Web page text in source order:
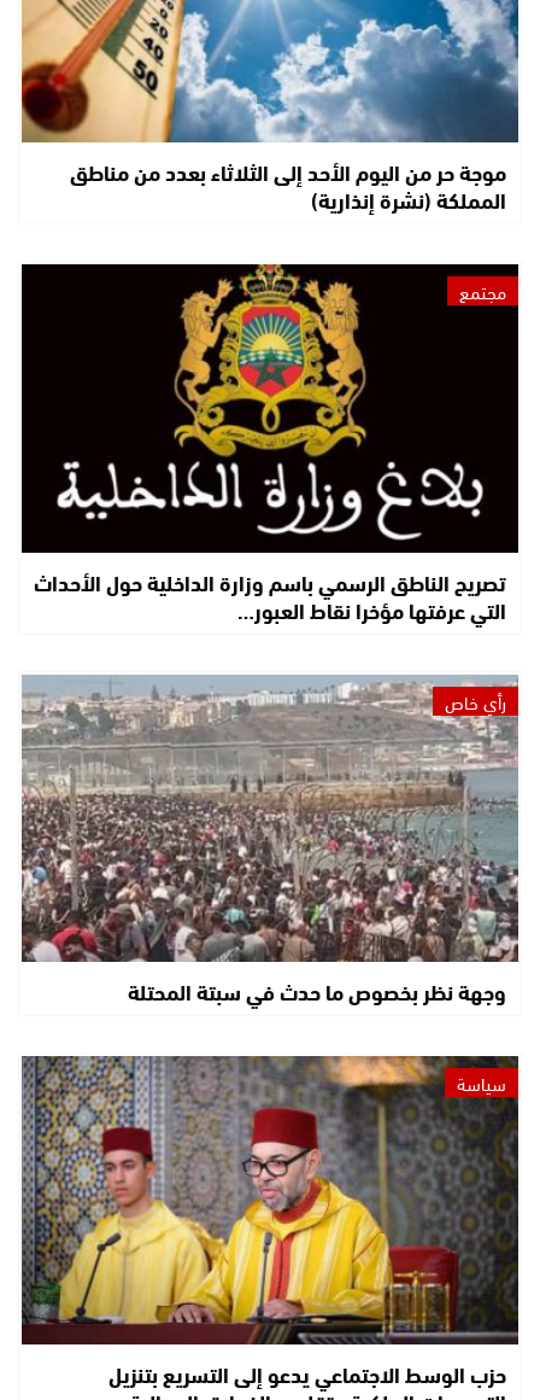
موجة حر من اليوم الأحد إلى الثلاثاء بعدد من مناطق
المملكة (نشرة إنذارية)
مجتمع
تصريح الناطق الرسمي باسم وزارة الداخلية حول الأحداث
التي عرفتها مؤخرا نقاط العبور…
رأي خاص
وجهة نظر بخصوص ما حدث في سبتة المحتلة
سياسة
حزب الوسط الاجتماعي يدعو إلى التسريع بتنزيل